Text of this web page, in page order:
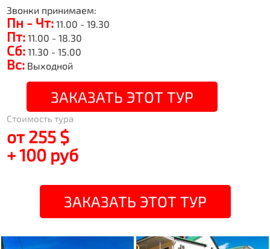
Звонки принимаем:
Пн - Чт: 11.00 - 19.30
Пт: 11.00 - 18.30
Сб: 11.30 - 15.00
Вс: Выходной
ЗАКАЗАТЬ ЭТОТ ТУР
Стоимость тура
от 255 $
+ 100 руб
ЗАКАЗАТЬ ЭТОТ ТУР